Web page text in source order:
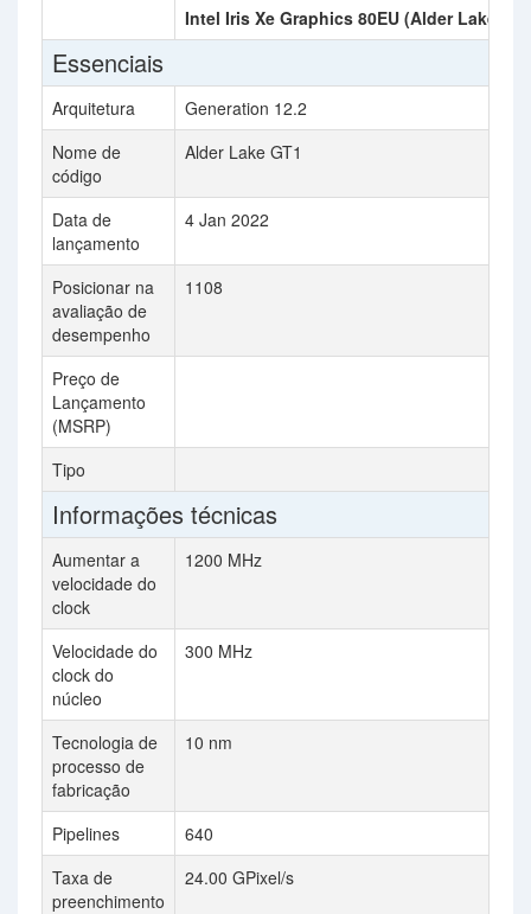
Intel Iris Xe Graphics 80EU (Alder Lake)
Essenciais
Arquitetura Generation 12.2
Nome de
código
Alder Lake GT1
Data de
lançamento
4 Jan 2022
Posicionar na
avaliação de
desempenho
1108
Preço de
Lançamento
(MSRP)
Tipo
Informações técnicas
Aumentar a
velocidade do
clock
1200 MHz
Velocidade do
clock do
núcleo
300 MHz
Tecnologia de
processo de
fabricação
10 nm
Pipelines
640
Taxa de
preenchimento
24.00 GPixel/s